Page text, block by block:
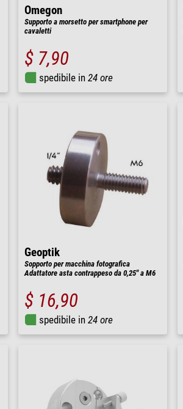
Omegon
Supporto a morsetto per smartphone per
cavaletti
$ 7,90
spedibile in 24 ore
Geoptik
Sopporto per macchina fotografica
Adattatore asta contrappeso da 0,25" a M6
$ 16,90
spedibile in 24 ore